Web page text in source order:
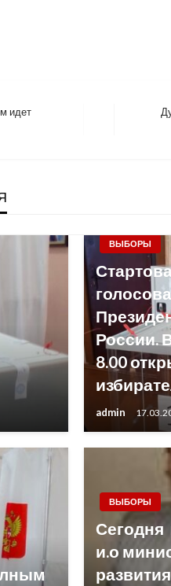
идет
ВЫБОРЫ
России.
8.00
admin
ВЫБОРЫ
Сегодня
и.о